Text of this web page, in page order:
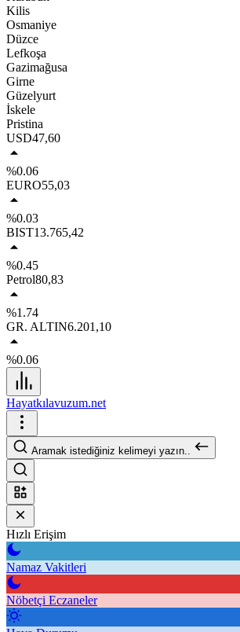
Kilis
Osmaniye
Düzce
Lefkoşa
Gazimağusa
Girne
Güzelyurt
İskele
Pristina
USD47,60
%0.06
EURO55,03
%0.03
BIST13.765,42
%0.45
Petrol80,83
%1.74
GR. ALTIN6.201,10
%0.06
Hayatkılavuzum.net
Aramak istediğiniz kelimeyi yazın..
Hızlı Erişim
Namaz Vakitleri
Nöbetçi Eczaneler